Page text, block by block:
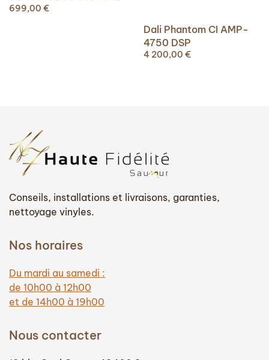
699,00 €
Dali Phantom CI AMP-
4750 DSP
4 200,00 €
Conseils, installations et livraisons, garanties,
nettoyage vinyles.
Nos horaires
Du mardi au samedi :
de 10h00 à 12h00
et de 14h00 à 19h00
Nous contacter